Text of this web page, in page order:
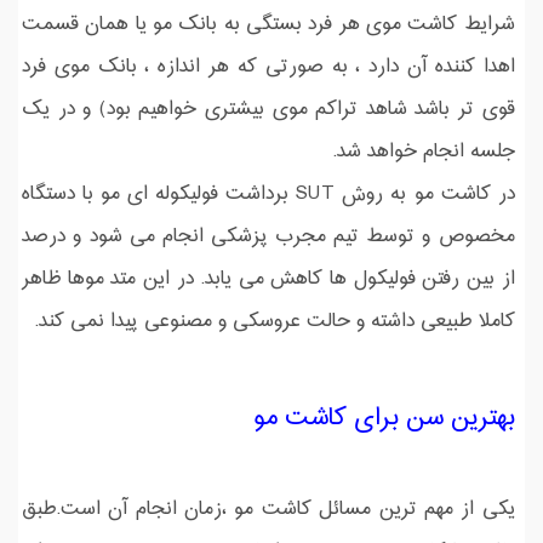
شرایط کاشت موی هر فرد بستگی به بانک مو یا همان قسمت
اهدا کننده آن دارد ، به صورتی که هر اندازه ، بانک موی فرد
قوی تر باشد شاهد تراکم موی بیشتری خواهیم بود) و در یک
جلسه انجام خواهد شد.
در کاشت مو به روش SUT برداشت فولیکوله ای مو با دستگاه
مخصوص و توسط تیم مجرب پزشکی انجام می شود و درصد
از بین رفتن فولیکول ها کاهش می یابد. در این متد موها ظاهر
کاملا طبیعی داشته و حالت عروسکی و مصنوعی پیدا نمی کند.
بهترین سن برای کاشت مو
یکی از مهم ترین مسائل کاشت مو ،زمان انجام آن است.طبق